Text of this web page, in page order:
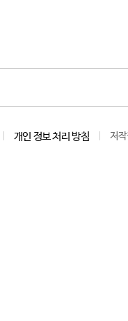
개인 정보 처리 방침 저